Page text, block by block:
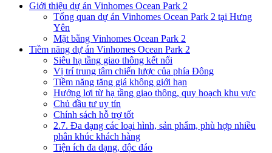
Giới thiệu dự án Vinhomes Ocean Park 2
Tổng quan dự án Vinhomes Ocean Park 2 tại Hưng
Yên
Mặt bằng Vinhomes Ocean Park 2
Tiềm năng dự án Vinhomes Ocean Park 2
Siêu hạ tầng giao thông kết nối
Vị trí trung tâm chiến lược của phía Đông
Tiềm năng tăng giá không giới hạn
Hưởng lợi từ hạ tầng giao thông, quy hoạch khu vực
Chủ đầu tư uy tín
Chính sách hỗ trợ tốt
2.7. Đa dạng các loại hình, sản phẩm, phù hợp nhiều
phân khúc khách hàng
Tiện ích đa dạng, độc đáo